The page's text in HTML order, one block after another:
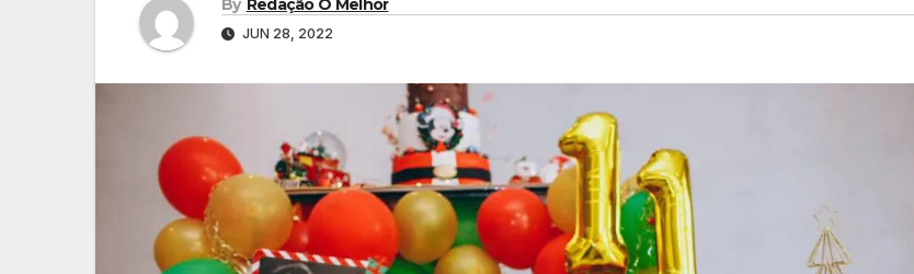
By Redação O Melhor
JUN 28, 2022